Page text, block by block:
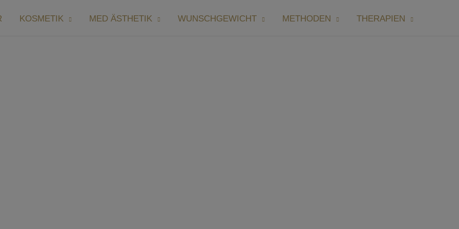
KOSMETIK MED ÄSTHETIK WUNSCHGEWICHT METHODEN THERAPIEN